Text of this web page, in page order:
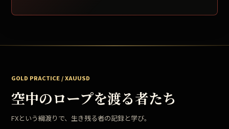
GOLD PRACTICE / XAUUSD
空中のロープを渡る者たち
FXという綱渡りで、生き残る者の記録と学び。